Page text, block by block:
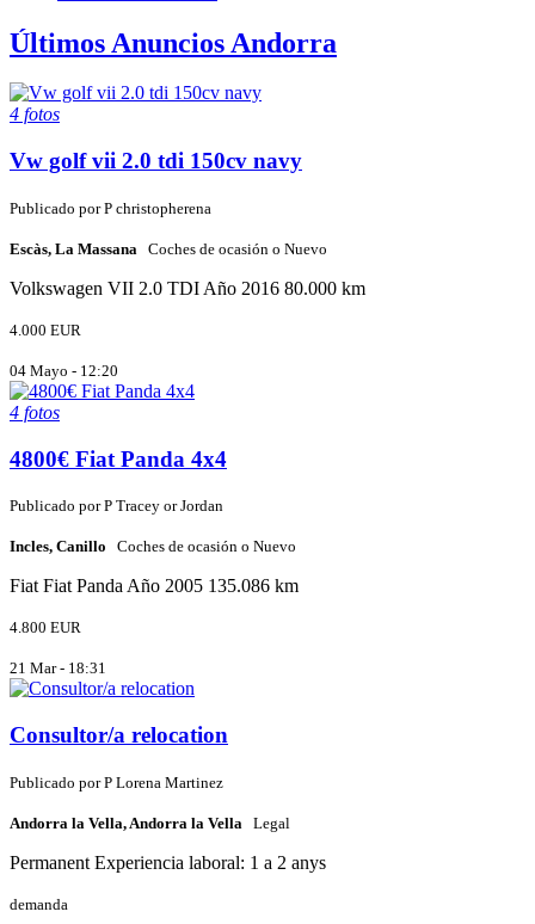
Últimos Anuncios Andorra
4 fotos
Vw golf vii 2.0 tdi 150cv navy
Publicado porP christopherena
Escàs, La Massana Coches de ocasión o Nuevo
Volkswagen VII 2.0 TDI Año 2016 80.000 km
4.000 EUR
04 Mayo - 12:20
4 fotos
4800€ Fiat Panda 4x4
Publicado porP Tracey or Jordan
Incles, Canillo Coches de ocasión o Nuevo
Fiat Fiat Panda Año 2005 135.086 km
4.800 EUR
21 Mar - 18:31
Consultor/a relocation
Publicado porP Lorena Martinez
Andorra la Vella, Andorra la Vella Legal
Permanent Experiencia laboral: 1 a 2 anys
demanda